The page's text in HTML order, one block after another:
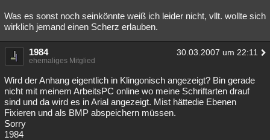
Was es sonst noch seinkönnte weiß ich leider nicht, vllt. wollte sich
wirklich jemand einen Scherz erlauben.
1984 30.03.2007 um 22:11
ehemaliges Mitglied
Wird der Anhang eigentlich in Klingonisch angezeigt? Bin gerade
nicht mit meinem ArbeitsPC online wo meine Schriftarten drauf
sind und da wird es in Arial angezeigt. Mist hättedie Ebenen
Fixieren und als BMP abspeichern müssen.
Sorry
1984